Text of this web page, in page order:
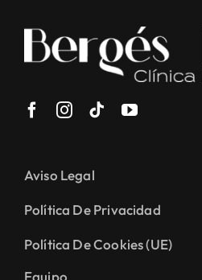
Aviso Legal
Política De Privacidad
Política De Cookies (UE)
Equipo